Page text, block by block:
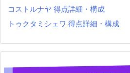
コストルナヤ 得点詳細・構成
トゥクタミシェワ 得点詳細・構成